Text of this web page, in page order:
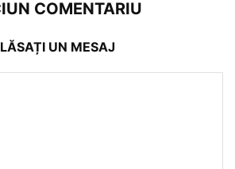
COMENTARIU
LĂSAȚI UN MESAJ